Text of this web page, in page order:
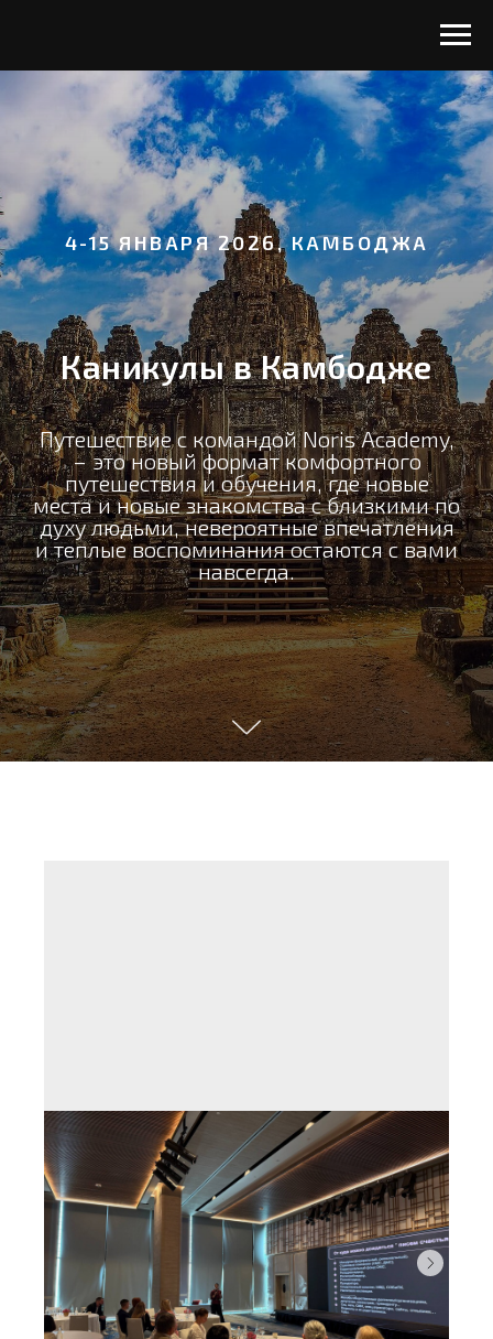
4-15 ЯНВАРЯ 2026, КАМБОДЖА
Каникулы в Камбодже
Путешествие с командой Noris Academy,
– это новый формат комфортного
путешествия и обучения, где новые
места и новые знакомства с близкими по
духу людьми, невероятные впечатления
и теплые воспоминания остаются с вами
навсегда.